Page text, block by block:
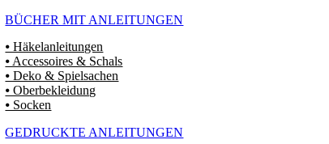
BÜCHER MIT ANLEITUNGEN
⦁ Häkelanleitungen
⦁ Accessoires & Schals
⦁ Deko & Spielsachen
⦁ Oberbekleidung
⦁ Socken
GEDRUCKTE ANLEITUNGEN